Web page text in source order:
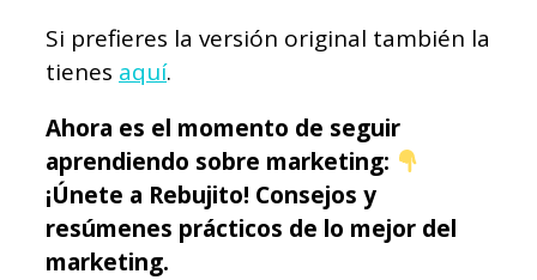
Si prefieres la versión original también la
tienes aquí.
Ahora es el momento de seguir
aprendiendo sobre marketing:
¡Únete a Rebujito! Consejos y
resúmenes prácticos de lo mejor del
marketing.